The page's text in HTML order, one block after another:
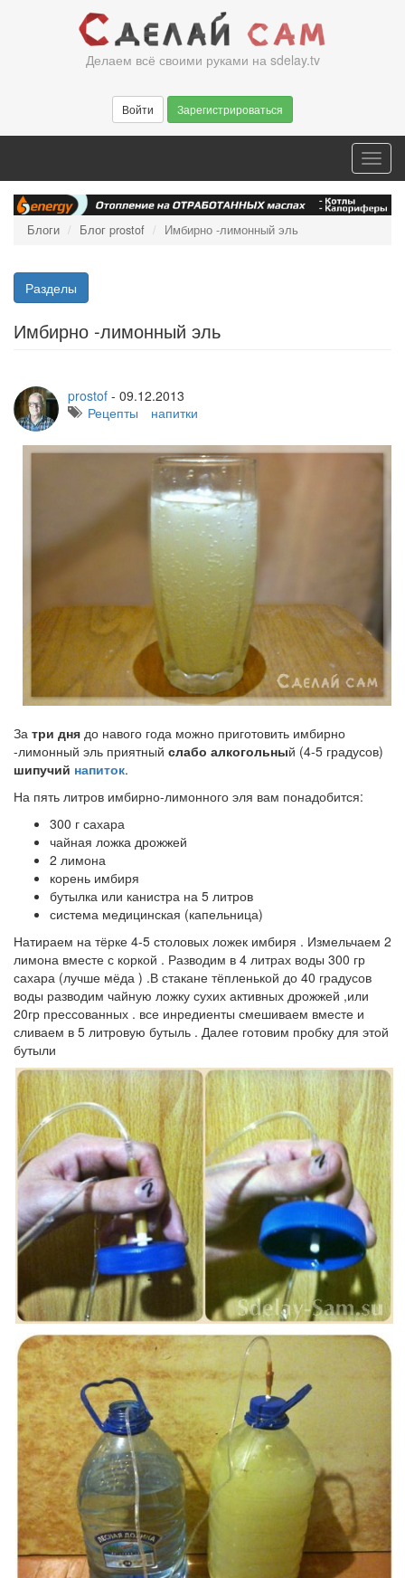
Делаем всё своими руками на sdelay.tv
Войти Зарегистрироваться
Блоги Блог prostof Имбирно -лимонный эль
Разделы
Имбирно -лимонный эль
prostof - 09.12.2013
Рецепты
напитки
За три дня до навого года можно приготовить имбирно
-лимонный эль приятный слабо алкогольный (4-5 градусов)
шипучий напиток.
На пять литров имбирно-лимонного эля вам понадобится:
300 г сахара
чайная ложка дрожжей
2 лимона
корень имбиря
бутылка или канистра на 5 литров
система медицинская (капельница)
Натираем на тёрке 4-5 столовых ложек имбиря . Измельчаем 2
лимона вместе с коркой . Разводим в 4 литрах воды 300 гр
сахара (лучше мёда ) .В стакане тёпленькой до 40 градусов
воды разводим чайную ложку сухих активных дрожжей ,или
20гр прессованных . все инредиенты смешиваем вместе и
сливаем в 5 литровую бутыль . Далее готовим пробку для этой
бутыли